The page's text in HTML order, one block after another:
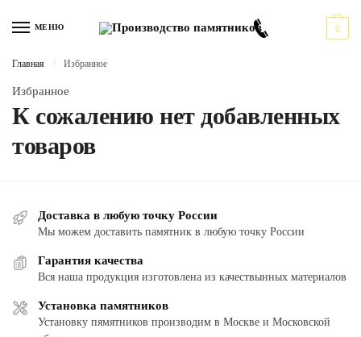
МЕНЮ 0
Главная / Избранное
Избранное
К сожалению нет добавленных
товаров
Доставка в любую точку России
Мы можем доставить памятник в любую точку России
Гарантия качества
Вся наша продукция изготовлена из качествынных материалов
Установка памятников
Установку пямятников производим в Москве и Московской